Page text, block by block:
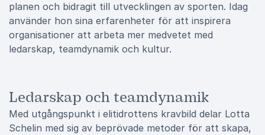
planen och bidragit till utvecklingen av sporten. Idag
använder hon sina erfarenheter för att inspirera
organisationer att arbeta mer medvetet med
ledarskap, teamdynamik och kultur.
Ledarskap och teamdynamik
Med utgångspunkt i elitidrottens kravbild delar Lotta
Schelin med sig av beprövade metoder för att skapa,